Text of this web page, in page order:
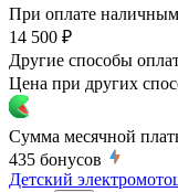
При оплате
14 500 ₽
Другие способы
Цена при других
Сумма месячной
435 бонусов
Детский